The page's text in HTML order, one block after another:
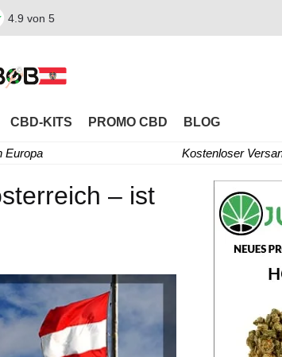
4.9 von 5
CBD-KITS PROMO CBD BLOG
Europa Kostenloser
– ist